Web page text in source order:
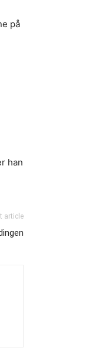
på
han
article